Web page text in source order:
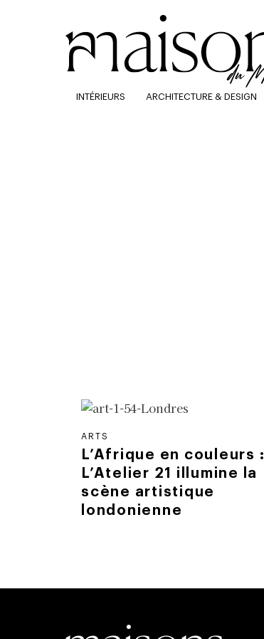
INTÉRIEURS ARCHITECTURE & DESIGN
ARTS
L’Afrique en couleurs :
L’Atelier 21 illumine la
scène artistique
londonienne